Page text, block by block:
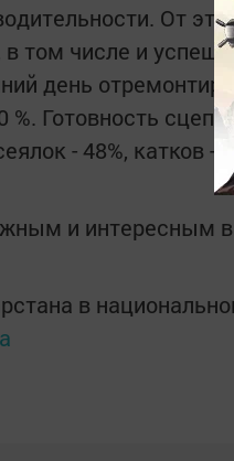
От
в том числе и
день
%. Готовность
- 48%, катков -
и интересным в
в